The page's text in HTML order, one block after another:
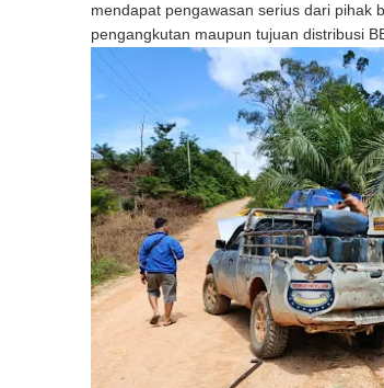
mendapat pengawasan serius dari pihak
pengangkutan maupun tujuan distribusi